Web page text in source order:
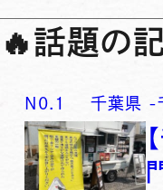
🔥話題の
N0. 1 千葉県 -